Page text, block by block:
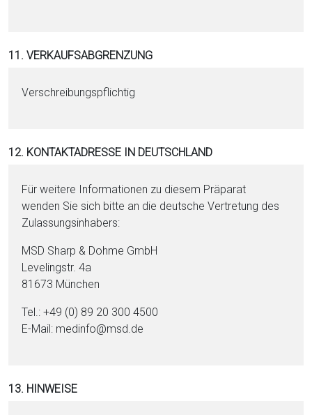
11. VERKAUFSABGRENZUNG
Verschreibungspflichtig
12. KONTAKTADRESSE IN DEUTSCHLAND
Für weitere Informationen zu diesem Präparat
wenden Sie sich bitte an die deutsche Vertretung des
Zulassungsinhabers:
MSD Sharp & Dohme GmbH
Levelingstr. 4a
81673 München
Tel.: +49 (0) 89 20 300 4500
E-Mail: medinfo@msd.de
13. HINWEISE